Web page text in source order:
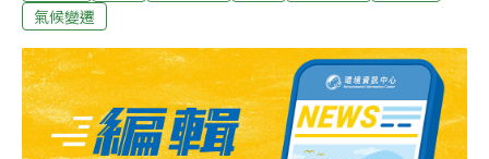
籲，遊蕩犬還是要加強管理不要餵食。（公視新聞網報
萬16日中午過後高雄小港上空出現詭異的黃橘色煙霧，高
市環保局派員到場稽查發現，煙霧來自小港臨海產業園區
內的中石化小港廠，因設備操作溫度過低引起。環保局表
示，該廠未維持防制設備正常運作，異常排放已經停止，
氣候變遷